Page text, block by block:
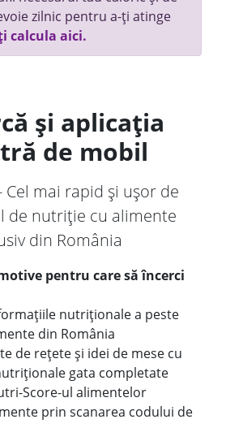
zilnic pentru a-ți atinge
calcula aici.
și aplicația
de mobil
Cel mai rapid și ușor de
de nutriție cu alimente
din România
pentru care să încerci
nutriționale a peste
din România
de rețete și idei de mese cu
gata completate
Score-ul alimentelor
prin scanarea codului de